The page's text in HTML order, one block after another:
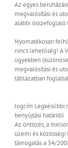
Az egyes
megvalósítási és
alábbi összefoglaló
Nyomatékosan
nincs lehetőség! A
ügyekben
megvalósítási és
táblázatban
Jogcím Legkésőbbi
benyújtási határidő
Az öntözés, a
üzemi és
támogatás a 34/